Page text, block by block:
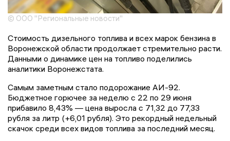
© ООО "Региональные новости"
Стоимость дизельного топлива и всех марок бензина в
Воронежской области продолжает стремительно расти.
Данными о динамике цен на топливо поделились
аналитики Воронежстата.
Самым заметным стало подорожание АИ-92.
Бюджетное горючее за неделю с 22 по 29 июня
прибавило 8,43% — цена выросла с 71,32 до 77,33
рубля за литр (+6,01 рубля). Это рекордный недельный
скачок среди всех видов топлива за последний месяц.